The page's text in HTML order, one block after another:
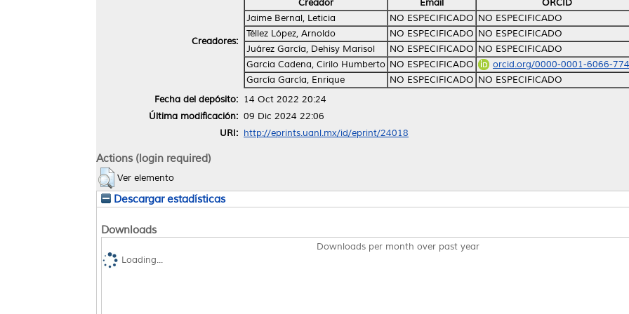
Creadores:
Creador Email
ORCID
Jaime Bernal, Leticia
NO ESPECIFICADO NO ESPECIFICADO
Téllez López, Arnoldo
NO ESPECIFICADO NO ESPECIFICADO
Juárez García, Dehisy Marisol
NO ESPECIFICADO NO ESPECIFICADO
Garcia Cadena, Cirilo Humberto NO ESPECIFICADO
orcid.org/0000-0001-6066-
García García, Enrique
NO ESPECIFICADO NO ESPECIFICADO
Fecha del depósito: 14 Oct 2022 20:24
Última modificación: 09 Dic 2024 22:06
URI: http://eprints.uanl.mx/id/eprint/24018
Actions (login required)
Ver elemento
Descargar estadísticas
Downloads
Downloads per month over past year
Loading...